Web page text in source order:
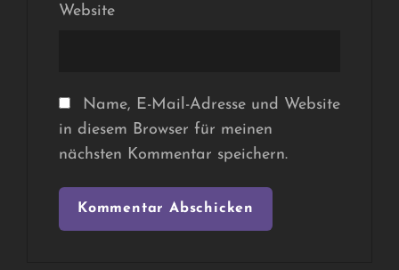
Website
Name, E-Mail-Adresse und Website
in diesem Browser für meinen
nächsten Kommentar speichern.